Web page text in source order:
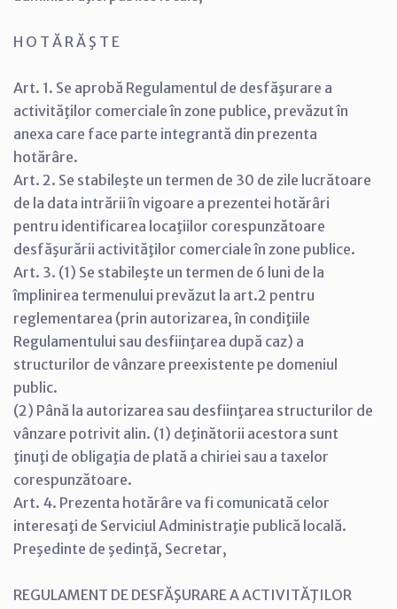
H O T Ă R Ă Ş T E
Art. 1. Se aprobă Regulamentul de desfăşurare a
activităţilor comerciale în zone publice, prevăzut în
anexa care face parte integrantă din prezenta
hotărâre.
Art. 2. Se stabileşte un termen de 30 de zile lucrătoare
de la data intrării în vigoare a prezentei hotărâri
pentru identificarea locaţiilor corespunzătoare
desfăşurării activităţilor comerciale în zone publice.
Art. 3. (1) Se stabileşte un termen de 6 luni de la
împlinirea termenului prevăzut la art.2 pentru
reglementarea (prin autorizarea, în condiţiile
Regulamentului sau desfiinţarea după caz) a
structurilor de vânzare preexistente pe domeniul
public.
(2) Până la autorizarea sau desfiinţarea structurilor de
vânzare potrivit alin. (1) deţinătorii acestora sunt
ţinuţi de obligaţia de plată a chiriei sau a taxelor
corespunzătoare.
Art. 4. Prezenta hotărâre va fi comunicată celor
interesaţi de Serviciul Administraţie publică locală.
Preşedinte de şedinţă, Secretar,
REGULAMENT DE DESFĂŞURARE A ACTIVITĂŢILOR